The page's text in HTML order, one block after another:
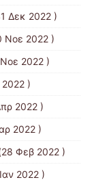
Δεκ 2022 )
Νοε 2022 )
2022 )
)
2022 )
2022 )
Φεβ 2022 )
2022 )